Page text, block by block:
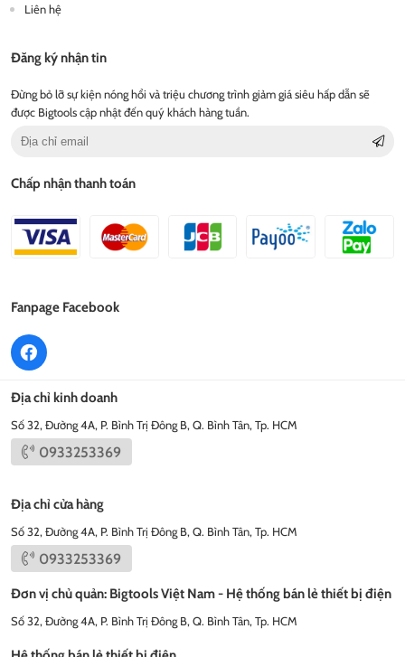
Liên hệ
Đăng ký nhận tin
Đừng bỏ lỡ sự kiện nóng hổi và triệu chương trình giảm giá siêu hấp dẫn sẽ
được Bigtools cập nhật đến quý khách hàng tuần.
Chấp nhận thanh toán
Fanpage Facebook
Địa chỉ kinh doanh
Số 32, Đường 4A, P. Bình Trị Đông B, Q. Bình Tân, Tp. HCM
0933253369
Địa chỉ cửa hàng
Số 32, Đường 4A, P. Bình Trị Đông B, Q. Bình Tân, Tp. HCM
0933253369
Đơn vị chủ quản: Bigtools Việt Nam - Hệ thống bán lẻ thiết bị điện
Số 32, Đường 4A, P. Bình Trị Đông B, Q. Bình Tân, Tp. HCM